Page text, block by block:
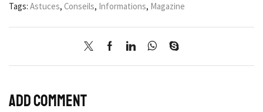
Tags: Astuces, Conseils, Informations, Magazine
Add comment